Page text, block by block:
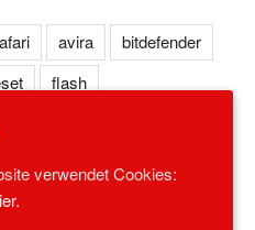
avira
bitdefender
flash
microsoft ie
opera
verwendet Cookies: